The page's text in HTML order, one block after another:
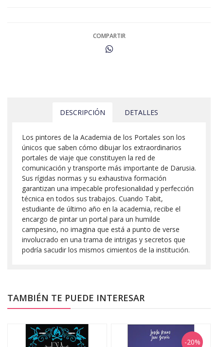
COMPARTIR
DESCRIPCIÓN DETALLES
Los pintores de la Academia de los Portales son los
únicos que saben cómo dibujar los extraordinarios
portales de viaje que constituyen la red de
comunicación y transporte más importante de Darusia.
Sus rígidas normas y su exhaustiva formación
garantizan una impecable profesionalidad y perfección
técnica en todos sus trabajos. Cuando Tabit,
estudiante de último año en la academia, recibe el
encargo de pintar un portal para un humilde
campesino, no imagina que está a punto de verse
involucrado en una trama de intrigas y secretos que
podría sacudir los mismos cimientos de la institución.
TAMBIÉN TE PUEDE INTERESAR
-20%